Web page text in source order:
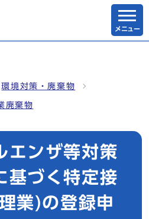
メニュー
環境対策・廃棄物
廃棄物
エンザ等対策
基づく特定接
業)の登録申